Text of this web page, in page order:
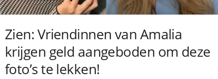
Zien: Vriendinnen van Amalia
krijgen geld aangeboden om deze
foto’s te lekken!